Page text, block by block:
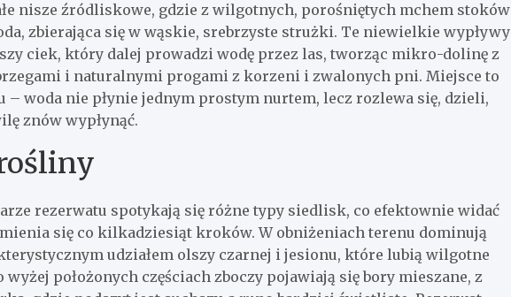
nisze źródliskowe, gdzie z wilgotnych, porośniętych mchem stoków
zbierająca się w wąskie, srebrzyste strużki. Te niewielkie wypływy
ciek, który dalej prowadzi wodę przez las, tworząc mikro-dolinę z
i naturalnymi progami z korzeni i zwalonych pni. Miejsce to
woda nie płynie jednym prostym nurtem, lecz rozlewa się, dzieli,
znów wypłynąć.
rezerwatu spotykają się różne typy siedlisk, co efektownie widać
się co kilkadziesiąt kroków. W obniżeniach terenu dominują
udziałem olszy czarnej i jesionu, które lubią wilgotne
wyżej położonych częściach zboczy pojawiają się bory mieszane, z